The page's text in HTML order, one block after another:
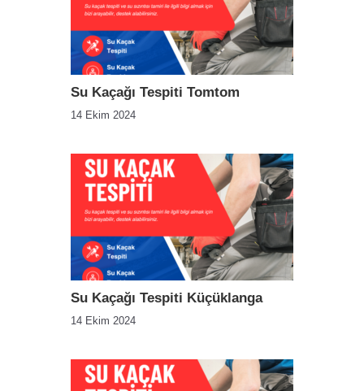
Su Kaçağı Tespiti Tomtom
14 Ekim 2024
Su Kaçağı Tespiti Küçüklanga
14 Ekim 2024